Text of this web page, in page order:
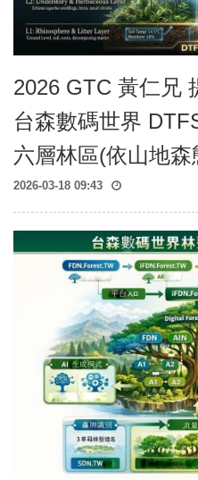
2026 GTC 黃仁兄
台森數碼世界
六層林區(依山地森
2026-03-18 09:43